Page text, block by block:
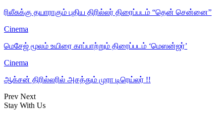
ரிலீசுக்கு தயாராகும் புதிய திரில்லர் திரைப்படம் “தென் சென்னை”
Cinema
மெசேஜ் மூலம் உயிரை காப்பாற்றும் திரைப்படம் ‘மெஸன்ஜர்’
Cinema
ஆக்சன் திரில்லரில் அசத்தும் முரா டிரெய்லர் !!
Prev Next
Stay With Us